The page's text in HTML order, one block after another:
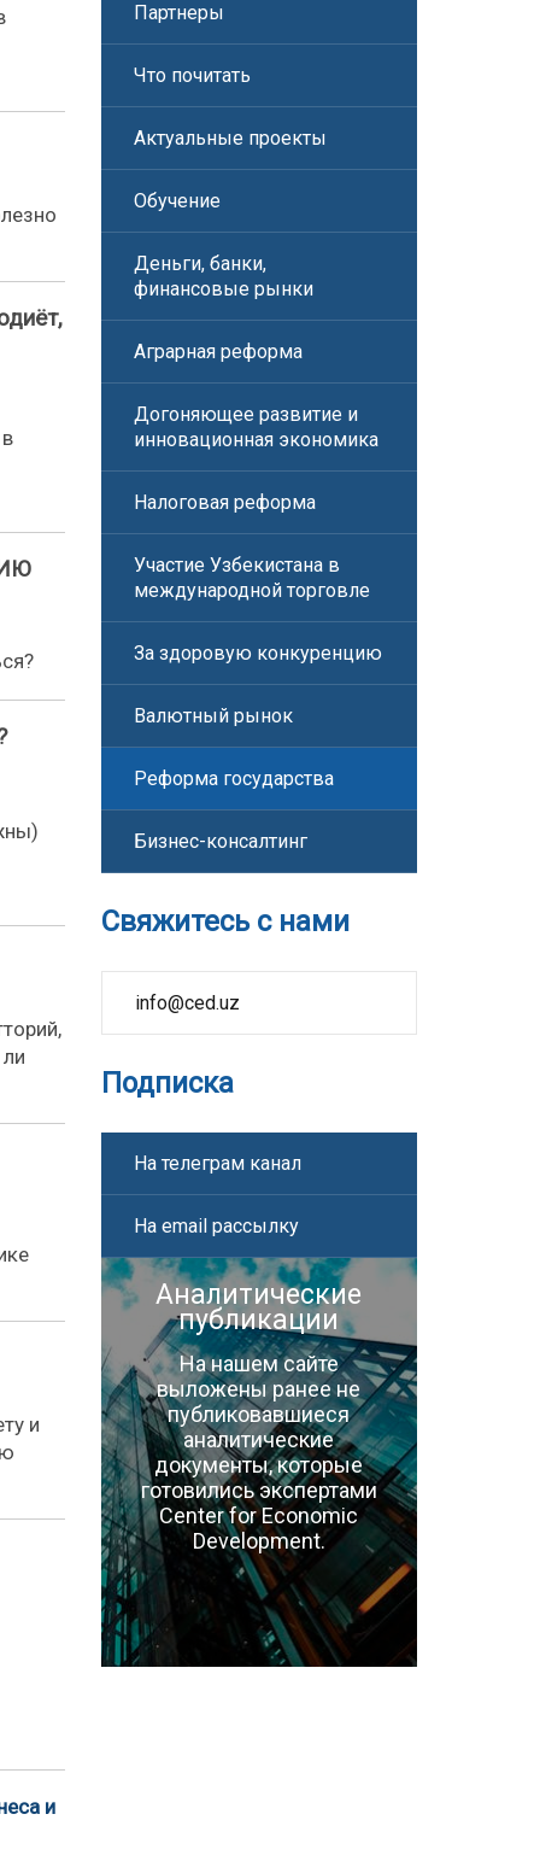
и
и
Партнеры
Что почитать
Актуальные проекты
Обучение
Деньги, банки,
финансовые рынки
Аграрная реформа
Догоняющее развитие и
инновационная экономика
Налоговая реформа
Участие Узбекистана в
международной торговле
За здоровую конкуренцию
Валютный рынок
Реформа государства
Бизнес-консалтинг
Свяжитесь с нами
info@ced.uz
Подписка
На телеграм канал
На email рассылку
Аналитические
публикации
На нашем сайте
выложены ранее не
публиковавшиеся
аналитические
документы, которые
готовились экспертами
Center for Economic
Development.